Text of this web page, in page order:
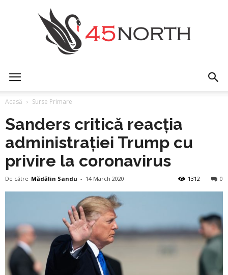
Acasă Surse Primare
Sanders critică reacția
administrației Trump cu
privire la coronavirus
De către Mădălin Sandu - 14 March 2020 0
1312